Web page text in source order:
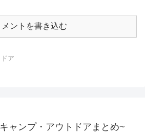
メントを書き込む
ア
ャンプ・アウトドアまとめ~